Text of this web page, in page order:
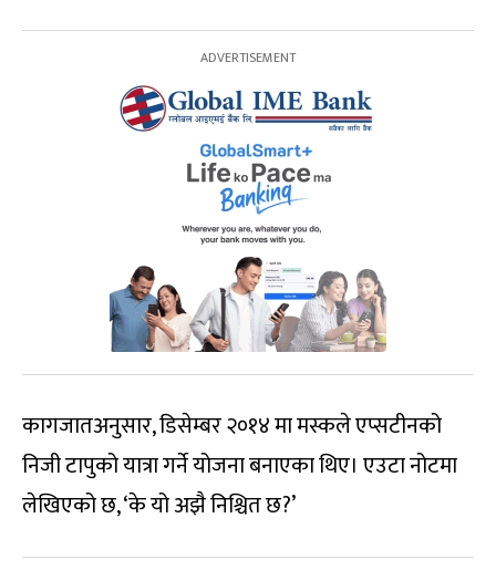
कागजातअनुसार, डिसेम्बर २०१४ मा मस्कले एप्सटीनको
निजी टापुको यात्रा गर्ने योजना बनाएका थिए। एउटा नोटमा
लेखिएको छ, ‘के यो अझै निश्चित छ?’